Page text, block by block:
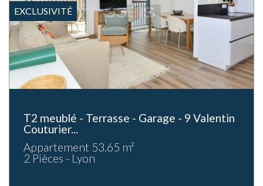
EXCLUSIVITÉ
T2 meublé - Terrasse - Garage - 9 Valentin
Couturier...
Appartement 53.65 m²
2 Pièces - Lyon